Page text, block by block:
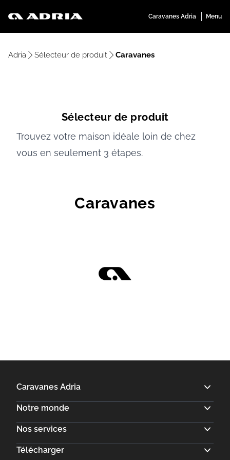
Adria Sélecteur de produit Caravanes
Sélecteur de produit
Trouvez votre maison idéale loin de chez
vous en seulement 3 étapes.